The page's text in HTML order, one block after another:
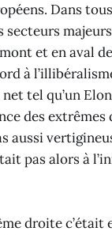
Dans
secteurs
et en aval
à
tel qu’un
des
aussi
pas alors à
droite c’était